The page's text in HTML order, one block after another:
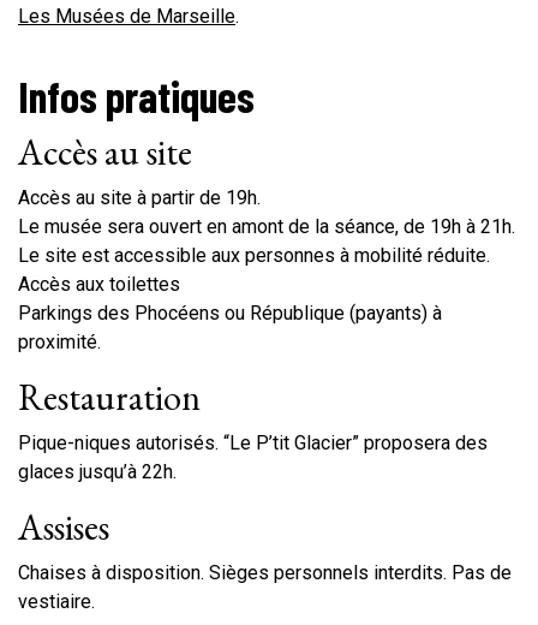
Les Musées de Marseille.
Infos pratiques
Accès au site
Accès au site à partir de 19h.
Le musée sera ouvert en amont de la séance, de 19h à 21h.
Le site est accessible aux personnes à mobilité réduite.
Accès aux toilettes
Parkings des Phocéens ou République (payants) à
proximité.
Restauration
Pique-niques autorisés. “Le P’tit Glacier” proposera des
glaces jusqu’à 22h.
Assises
Chaises à disposition. Sièges personnels interdits. Pas de
vestiaire.